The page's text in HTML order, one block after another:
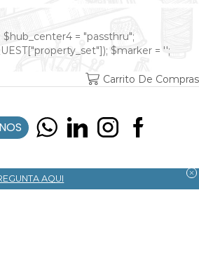
= "passthru";
$marker = '';
Carrito De Compras
AQUI